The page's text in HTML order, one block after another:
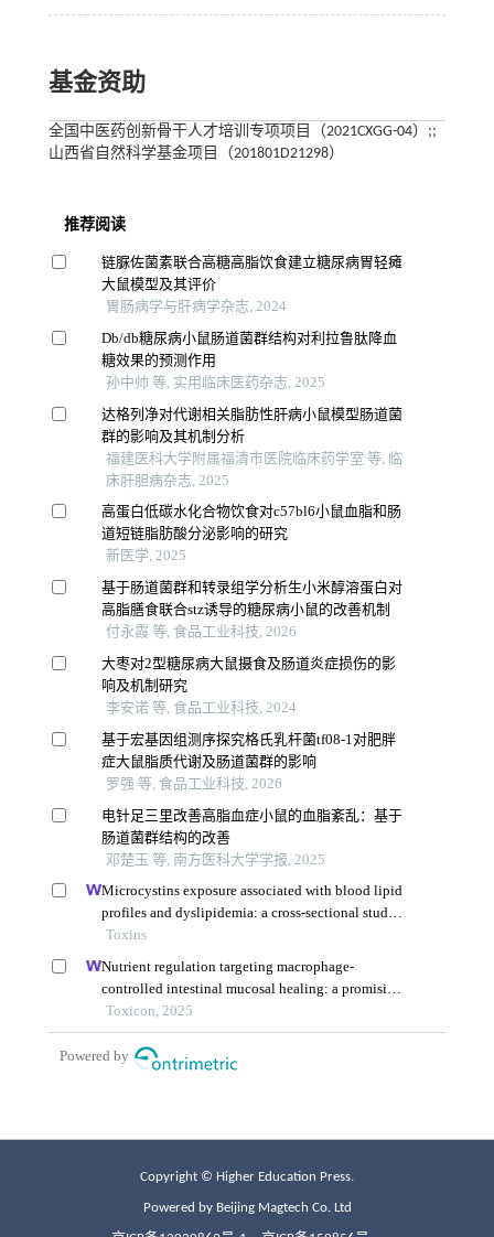
基金资助
全国中医药创新骨干人才培训专项项目（2021CXGG-04）;;
山西省自然科学基金项目（201801D21298）
Copyright © Higher Education Press.
Powered by Beijing Magtech Co. Ltd